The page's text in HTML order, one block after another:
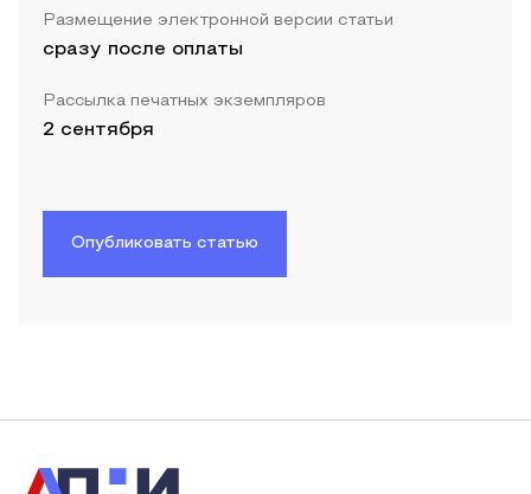
Размещение электронной версии статьи
сразу после оплаты
Рассылка печатных экземпляров
2 сентября
Опубликовать статью